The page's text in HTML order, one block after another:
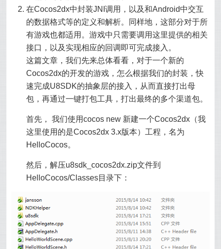
在Cocos2dx中封装JNI调用，以及和Android中交互
的数据格式等的定义和解析。同样地，这部分对于所
有游戏也都适用。游戏中只需要调用这里提供的相关
接口，以及实现相应的回调即可完成接入。
这篇文章，我们先来总体看看，对于一个新的
Cocos2dx的开发的游戏，怎么根据我们的封装，快
速完成U8SDK的抽象层的接入，从而直接打出母
包，再通过一键打包工具，打出最终的多个渠道包。
首先， 我们使用cocos new 新建一个Cocos2dx（我
这里使用的是Cocos2dx 3.x版本）工程，名为
HelloCocos。
然后，解压u8sdk_cocos2dx.zip文件到
HelloCocos/Classes目录下：